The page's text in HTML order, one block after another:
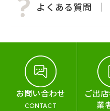
よくある質問
お問い合わせ
CONTACT
ご出
業